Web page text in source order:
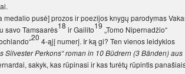
pusė] prozos ir poezijos knygų parodymas
savo Tamsaarės18 ir Gailito19 „Tomo Nipernadžio“
20 4-ąjį numerį. Ir ką gi? Ten vienos leidyklos
Silvester Perkons“ roman in 10 Büdrern (3 Bänden) aus
sakyk, kas rūpinasi ir kas turėtų rūpintis